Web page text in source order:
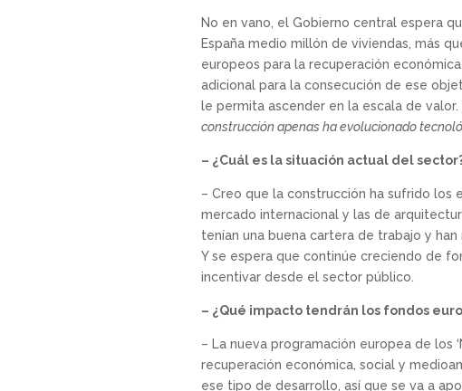
No en vano, el Gobierno central espera
España medio millón de viviendas, más
europeos para la recuperación
adicional para la consecución de ese
le permita ascender en la escala de
construcción apenas ha evolucionado
– ¿Cuál es la situación actual del
– Creo que la construcción ha sufrido
mercado internacional y las de
tenían una buena cartera de trabajo y
Y se espera que continúe creciendo de
incentivar desde el sector público.
– ¿Qué impacto tendrán los fondos
– La nueva programación europea de los
recuperación económica, social y
ese tipo de desarrollo, así que se va a